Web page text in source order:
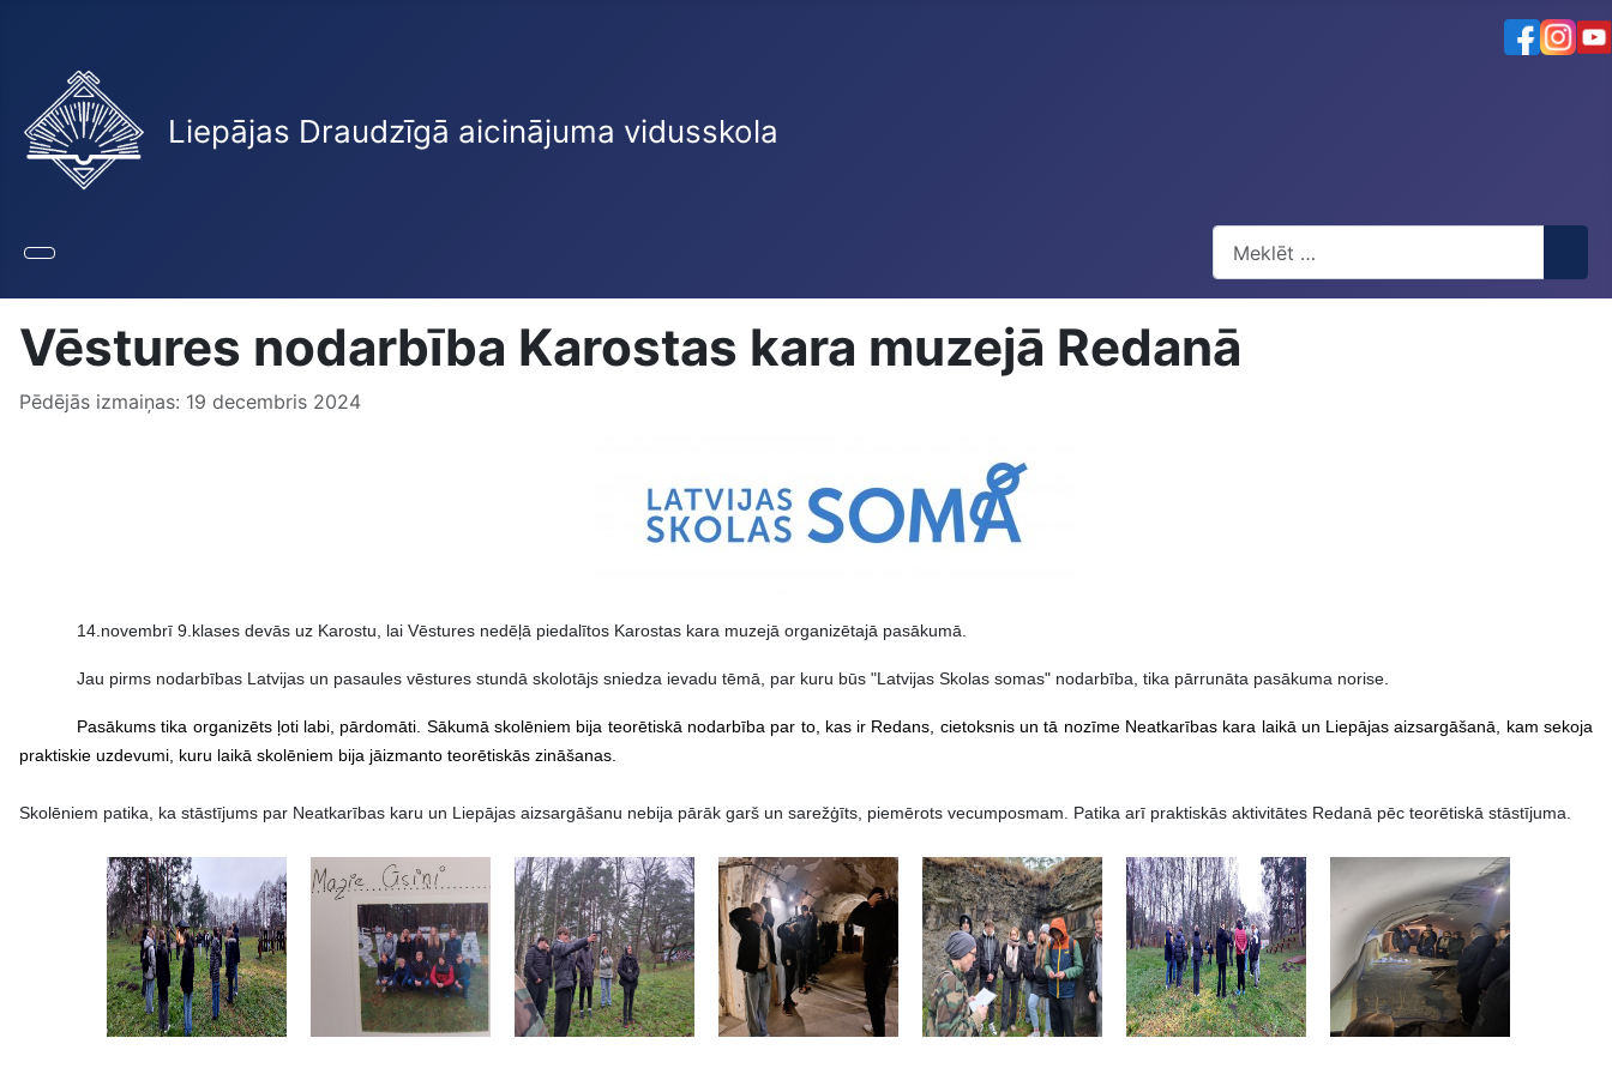
Liepājas Draudzīgā aicinājuma vidusskola
Vēstures nodarbība Karostas kara muzejā Redanā
Pēdējās izmaiņas: 19 decembris 2024
14.novembrī 9.klases devās uz Karostu, lai Vēstures nedēļā piedalītos Karostas kara muzejā organizētajā pasākumā.
Jau pirms nodarbības Latvijas un pasaules vēstures stundā skolotājs sniedza ievadu tēmā, par kuru būs "Latvijas Skolas somas" nodarbība, tika pārrunāta pasākuma norise.
Pasākums tika organizēts ļoti labi, pārdomāti. Sākumā skolēniem bija teorētiskā nodarbība par to, kas ir Redans, cietoksnis un tā nozīme Neatkarības kara laikā un Liepājas aizsargāšanā, kam sekoja
praktiskie uzdevumi, kuru laikā skolēniem bija jāizmanto teorētiskās zināšanas.
Skolēniem patika, ka stāstījums par Neatkarības karu un Liepājas aizsargāšanu nebija pārāk garš un sarežģīts, piemērots vecumposmam. Patika arī praktiskās aktivitātes Redanā pēc teorētiskā stāstījuma.